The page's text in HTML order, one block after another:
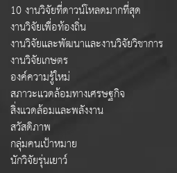
10 งานวิจัยที่ดาวน์โหลดมากที่สุด
งานวิจัยเพื่อท้องถิ่น
งานวิจัยและพัฒนาและงานวิจัยวิชาการ
งานวิจัยเกษตร
องค์ความรู้ใหม่
สภาวะแวดล้อมทางเศรษฐกิจ
สิ่งแวดล้อมและพลังงาน
สวัสดิภาพ
กลุ่มคนเป้าหมาย
นักวิจัยรุ่นเยาว์